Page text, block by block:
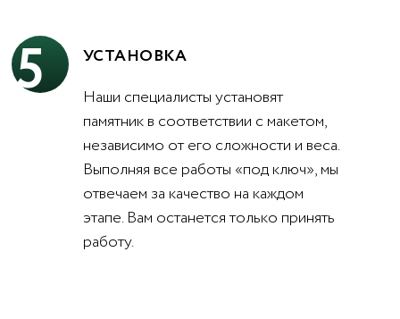
5
УСТАНОВКА
Наши специалисты установят
памятник в соответствии с макетом,
независимо от его сложности и веса.
Выполняя все работы «под ключ», мы
отвечаем за качество на каждом
этапе. Вам останется только принять
работу.